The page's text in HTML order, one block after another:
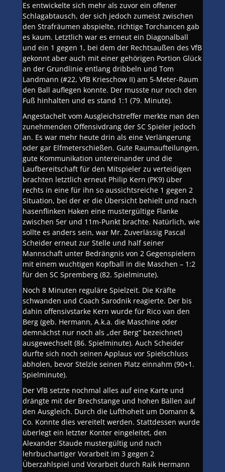
Es entwickelte sich mehr als zuvor ein offener
Schlagabtausch, der sich jedoch zumeist zwischen
den Strafräumen abspielte, richtige Torchancen gab
es kaum. Letztlich war es erneut ein Diagonalball
und ein 1 gegen 1, bei dem der Rechtsaußen des VfB
gekonnt aber auch mit einer gehörigen Portion Glück
an der Grundlinie entlang dribbeln und Tom
Landmann (#22, VfB Krieschow II) am 5-Meter-Raum
den Ball auflegen konnte. Der musste nur noch den
Fuß hinhalten und es stand 1:1 (79. Minute).
Angestachelt vom Ausgleichstreffer merkte man den
zunehmenden Offensivdrang der SC Spieler jedoch
an. Es war mehr heute drin als eine Verlängerung
oder gar Elfmeterschießen. Gute Raumaufteilungen,
gute Kommunikation untereinander und die
Laufbereitschaft für den Mitspieler zu verteidigen
brachten letztlich erneut Philip Kern (PK9) über
rechts in eine für ihn so aussichtsreiche 1 gegen 2
Situation, bei der er die Übersicht behielt und nach
hasenflinken Haken eine mustergültige Flanke
zwischen 5er und 11m-Punkt brachte. Natürlich, wie
sollte es anders sein, war Mr. Zuverlässig Pascal
Scheider erneut zur Stelle und half seiner
Mannschaft unter Bedrängnis von 2 Gegenspielern
mit einem wuchtigen Kopfball in die Maschen – 1:2
für den SC Spremberg (82. Spielminute).
Noch 8 Minuten reguläre Spielzeit. Die Kräfte
schwanden und Coach Sarodnik reagierte. Der bis
dahin offensivstarke Kern wurde für Rico van den
Berg (geb. Hermann, A.k.a. die Maschine oder
demnächst nur noch als „der Berg“ bezeichnet)
ausgewechselt (86. Spielminute). Auch Scheider
durfte sich noch seinen Applaus vor Spielschluss
abholen, bevor Stelzle seinen Platz einnahm (90+1.
Spielminute).
Der VfB setzte nochmal alles auf eine Karte und
drängte mit der Brechstange und hohen Bällen auf
den Ausgleich. Durch die Lufthoheit um Domann &
Co. Konnte dies vereitelt werden. Stattdessen wurde
überlegt ein letzter Konter eingeleitet, den
Alexander Staude mustergültig und nach
lehrbuchartiger Vorarbeit im 3 gegen 2
Überzahlspiel und Vorarbeit durch Raik Hermann